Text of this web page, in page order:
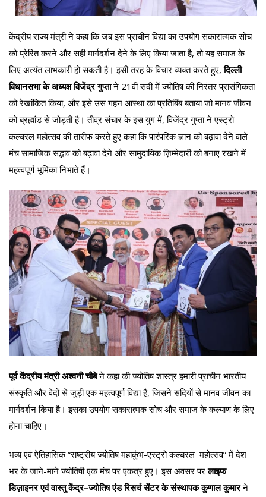
केंद्रीय राज्य मंत्री ने कहा कि जब इस प्राचीन विद्या का उपयोग सकारात्मक सोच
को प्रेरित करने और सही मार्गदर्शन देने के लिए किया जाता है, तो यह समाज के
लिए अत्यंत लाभकारी हो सकती है। इसी तरह के विचार व्यक्त करते हुए,दिल्ली
विधानसभा के अध्यक्ष विजेंद्र गुप्ताने 21वीं सदी में ज्योतिष की निरंतर प्रासंगिकता
को रेखांकित किया, और इसे उस गहन आस्था का प्रतिबिंब बताया जो मानव जीवन
को ब्रह्मांड से जोड़ती है। तीव्र संचार के इस युग में, विजेंद्र गुप्ता ने एस्ट्रो
कल्चरल महोत्सव की तारीफ करते हुए कहा कि पारंपरिक ज्ञान को बढ़ावा देने वाले
मंच सामाजिक सद्भाव को बढ़ावा देने और सामुदायिक ज़िम्मेदारी को बनाए रखने में
महत्वपूर्ण भूमिका निभाते हैं।
पूर्व केंद्रीय मंत्री अश्वनी चौबेने कहा की ज्योतिष शास्त्र हमारी प्राचीन भारतीय
संस्कृति और वेदों से जुड़ी एक महत्वपूर्ण विद्या है, जिसने सदियों से मानव जीवन का
मार्गदर्शन किया है। इसका उपयोग सकारात्मक सोच और समाज के कल्याण के लिए
होना चाहिए।
भव्य एवं ऐतिहासिक “राष्ट्रीय ज्योतिष महाकुंभ-एस्ट्रो कल्चरल महोत्सव” में देश
भर के जाने-माने ज्योतिषी एक मंच पर एकत्र हुए। इस अवसर परलाइफ
डिज़ाइनर एवं वास्तु केंद्र–ज्योतिष एंड रिसर्च सेंटर के संस्थापक कुणाल कुमारने